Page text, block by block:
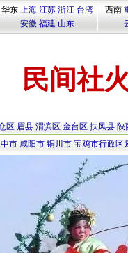
华东 上海 江苏 浙江 台湾
安徽 福建 山东
西南
民间社
区 眉县 渭滨区 金台区 扶风县 陕
市 咸阳市 铜川市 宝鸡市行政区